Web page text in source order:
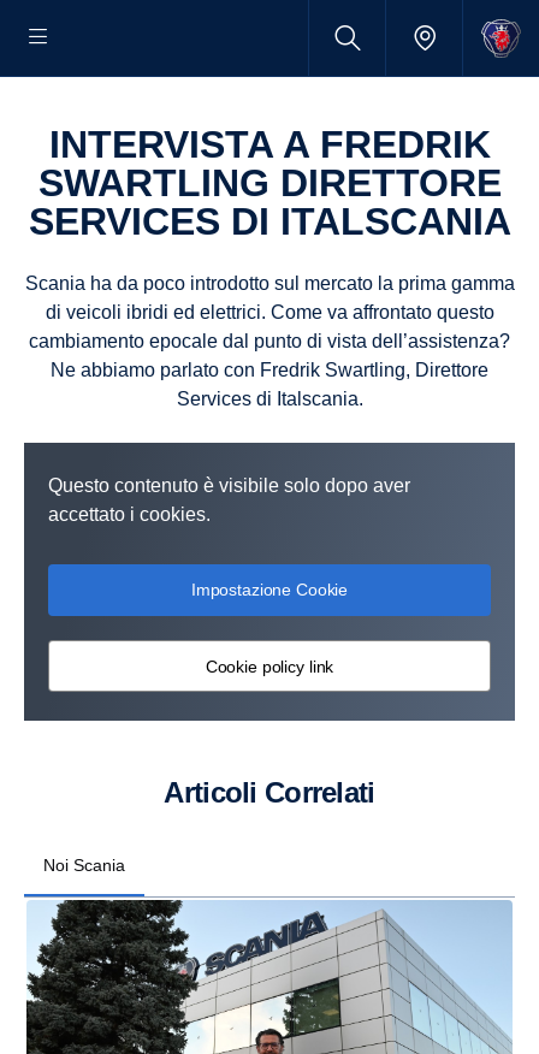
INTERVISTA A FREDRIK
SWARTLING DIRETTORE
SERVICES DI ITALSCANIA
Scania ha da poco introdotto sul mercato la prima gamma
di veicoli ibridi ed elettrici. Come va affrontato questo
cambiamento epocale dal punto di vista dell’assistenza?
Ne abbiamo parlato con Fredrik Swartling, Direttore
Services di Italscania.
Questo contenuto è visibile solo dopo aver
accettato i cookies.
Impostazione Cookie
Cookie policy link
Articoli Correlati
Noi Scania